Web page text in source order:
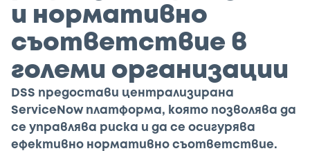
и нормативно
съответствие в
големи организации
DSS предостави централизирана
ServiceNow платформа, която позволява да
се управлява риска и да се осигурява
ефективно нормативно съответствие.